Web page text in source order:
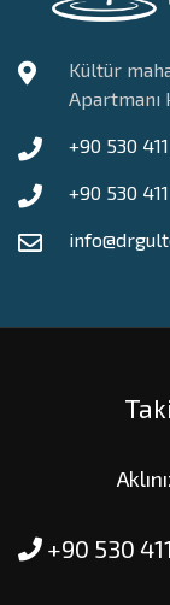
Kültür
Apartmanı
+90 530
+90 530
+90 530